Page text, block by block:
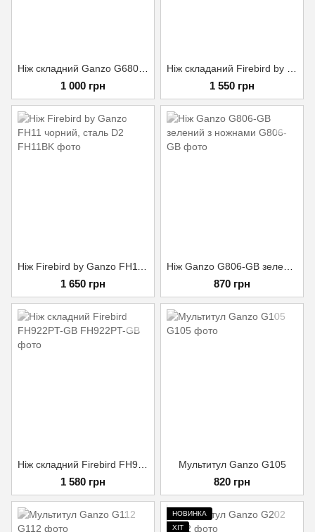
1 000 грн 1 550 грн
1 650 грн 870 грн
1 580 грн
Мультитул Ganzo G105
820 грн
НОВИНКА
ХІТ